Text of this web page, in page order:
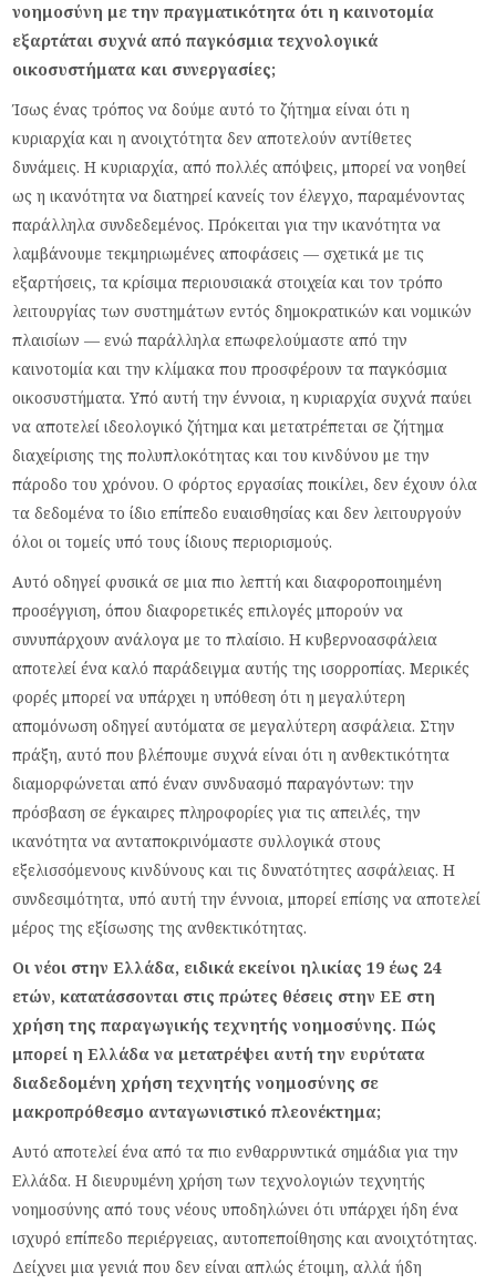
νοημοσύνη με την πραγματικότητα ότι η καινοτομία
εξαρτάται συχνά από παγκόσμια τεχνολογικά
οικοσυστήματα και συνεργασίες;
Ίσως ένας τρόπος να δούμε αυτό το ζήτημα είναι ότι η
κυριαρχία και η ανοιχτότητα δεν αποτελούν αντίθετες
δυνάμεις. Η κυριαρχία, από πολλές απόψεις, μπορεί να νοηθεί
ως η ικανότητα να διατηρεί κανείς τον έλεγχο, παραμένοντας
παράλληλα συνδεδεμένος. Πρόκειται για την ικανότητα να
λαμβάνουμε τεκμηριωμένες αποφάσεις — σχετικά με τις
εξαρτήσεις, τα κρίσιμα περιουσιακά στοιχεία και τον τρόπο
λειτουργίας των συστημάτων εντός δημοκρατικών και νομικών
πλαισίων — ενώ παράλληλα επωφελούμαστε από την
καινοτομία και την κλίμακα που προσφέρουν τα παγκόσμια
οικοσυστήματα. Υπό αυτή την έννοια, η κυριαρχία συχνά παύει
να αποτελεί ιδεολογικό ζήτημα και μετατρέπεται σε ζήτημα
διαχείρισης της πολυπλοκότητας και του κινδύνου με την
πάροδο του χρόνου. Ο φόρτος εργασίας ποικίλει, δεν έχουν όλα
τα δεδομένα το ίδιο επίπεδο ευαισθησίας και δεν λειτουργούν
όλοι οι τομείς υπό τους ίδιους περιορισμούς.
Αυτό οδηγεί φυσικά σε μια πιο λεπτή και διαφοροποιημένη
προσέγγιση, όπου διαφορετικές επιλογές μπορούν να
συνυπάρχουν ανάλογα με το πλαίσιο. Η κυβερνοασφάλεια
αποτελεί ένα καλό παράδειγμα αυτής της ισορροπίας. Μερικές
φορές μπορεί να υπάρχει η υπόθεση ότι η μεγαλύτερη
απομόνωση οδηγεί αυτόματα σε μεγαλύτερη ασφάλεια. Στην
πράξη, αυτό που βλέπουμε συχνά είναι ότι η ανθεκτικότητα
διαμορφώνεται από έναν συνδυασμό παραγόντων: την
πρόσβαση σε έγκαιρες πληροφορίες για τις απειλές, την
ικανότητα να ανταποκρινόμαστε συλλογικά στους
εξελισσόμενους κινδύνους και τις δυνατότητες ασφάλειας. Η
συνδεσιμότητα, υπό αυτή την έννοια, μπορεί επίσης να αποτελεί
μέρος της εξίσωσης της ανθεκτικότητας.
Οι νέοι στην Ελλάδα, ειδικά εκείνοι ηλικίας 19 έως 24
ετών, κατατάσσονται στις πρώτες θέσεις στην ΕΕ στη
χρήση της παραγωγικής τεχνητής νοημοσύνης. Πώς
μπορεί η Ελλάδα να μετατρέψει αυτή την ευρύτατα
διαδεδομένη χρήση τεχνητής νοημοσύνης σε
μακροπρόθεσμο ανταγωνιστικό πλεονέκτημα;
Αυτό αποτελεί ένα από τα πιο ενθαρρυντικά σημάδια για την
Ελλάδα. Η διευρυμένη χρήση των τεχνολογιών τεχνητής
νοημοσύνης από τους νέους υποδηλώνει ότι υπάρχει ήδη ένα
ισχυρό επίπεδο περιέργειας, αυτοπεποίθησης και ανοιχτότητας.
Δείχνει μια γενιά που δεν είναι απλώς έτοιμη, αλλά ήδη